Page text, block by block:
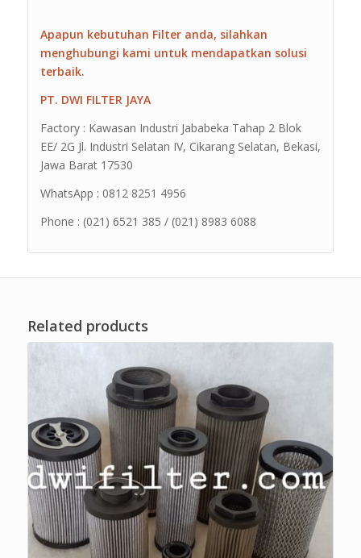
Apapun kebutuhan Filter anda, silahkan
menghubungi kami untuk mendapatkan solusi
terbaik.
PT. DWI FILTER JAYA
Factory : Kawasan Industri Jababeka Tahap 2 Blok
EE/ 2G Jl. Industri Selatan IV, Cikarang Selatan, Bekasi,
Jawa Barat 17530
WhatsApp : 0812 8251 4956
Phone : (021) 6521 385 / (021) 8983 6088
Related products